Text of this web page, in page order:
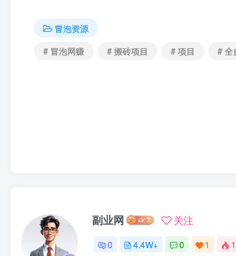
冒泡资源
# 冒泡网赚
# 搬砖项目 # 项目 # 全
副业网 关注
0 4.4W+ 0 1